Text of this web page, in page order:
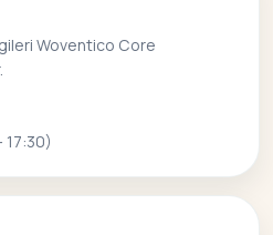
Woventico Core
17:30)